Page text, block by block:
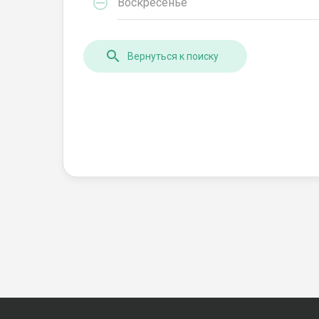
Вернуться к поиску